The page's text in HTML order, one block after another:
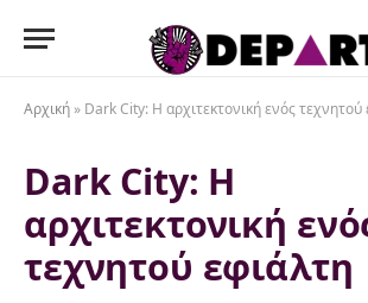
Αρχική » Dark City: Η αρχιτεκτονική ενός τεχνητού
Dark City: Η
αρχιτεκτονική
τεχνητού εφιάλτη